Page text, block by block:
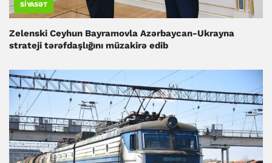
SIYASƏT
Zelenski Ceyhun Bayramovla Azərbaycan-Ukrayna
strateji tərəfdaşlığını müzakirə edib